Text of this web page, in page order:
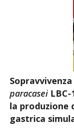
paracaseiLBC-
la produzione
gastrica